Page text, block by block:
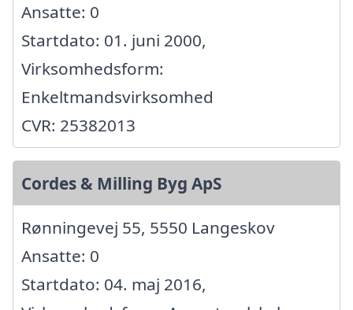
Ansatte: 0
Startdato: 01. juni 2000,
Virksomhedsform:
Enkeltmandsvirksomhed
CVR: 25382013
Cordes & Milling Byg ApS
Rønningevej 55, 5550 Langeskov
Ansatte: 0
Startdato: 04. maj 2016,